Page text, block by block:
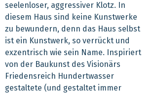
seelenloser, aggressiver Klotz. In
diesem Haus sind keine Kunstwerke
zu bewundern, denn das Haus selbst
ist ein Kunstwerk, so verrückt und
exzentrisch wie sein Name. Inspiriert
von der Baukunst des Visionärs
Friedensreich Hundertwasser
gestaltete (und gestaltet immer